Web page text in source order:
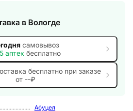
Абуцел
в Вологде
самовывоз
5 аптек бесплатно
бесплатно при заказе
от --₽